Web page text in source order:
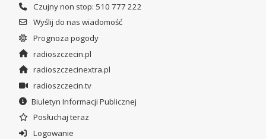
Czujny non stop: 510 777 222
Wyślij do nas wiadomość
Prognoza pogody
radioszczecin.pl
radioszczecinextra.pl
radioszczecin.tv
Biuletyn Informacji Publicznej
Posłuchaj teraz
Logowanie